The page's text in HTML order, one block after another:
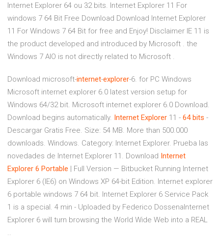
Internet Explorer 64 ou 32 bits. Internet Explorer 11 For
windows 7 64 Bit Free Download Download Internet Explorer
11 For Windows 7 64 Bit for free and Enjoy! Disclaimer IE 11 is
the product developed and introduced by Microsoft . the
Windows 7 AIO is not directly related to Microsoft .
Download microsoft-internet-explorer-6. for PC Windows
Microsoft internet explorer 6.0 latest version setup for
Windows 64/32 bit. Microsoft internet explorer 6.0 Download.
Download begins automatically. Internet Explorer 11 - 64 bits -
Descargar Gratis Free. Size: 54 MB. More than 500.000
downloads. Windows. Category: Internet Explorer. Prueba las
novedades de Internet Explorer 11. Download Internet
Explorer 6 Portable | Full Version — Bitbucket Running Internet
Explorer 6 (IE6) on Windows XP 64-bit Edition. Internet explorer
6 portable windows 7 64 bit. Internet Explorer 6 Service Pack
1 is a special. 4 min - Uploaded by Federico DossenaInternet
Explorer 6 will turn browsing the World Wide Web into a REAL
..